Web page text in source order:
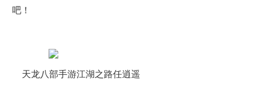
吧！
天龙八部手游江湖之路任逍遥